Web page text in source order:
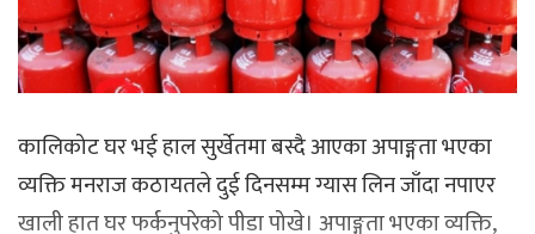
कालिकोट घर भई हाल सुर्खेतमा बस्दै आएका अपाङ्गता भएका
व्यक्ति मनराज कठायतले दुई दिनसम्म ग्यास लिन जाँदा नपाएर
खाली हात घर फर्कनुपरेको पीडा पोखे। अपाङ्गता भएका व्यक्ति,